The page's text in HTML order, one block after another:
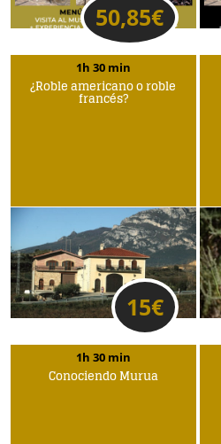
50,85€
1h 30 min
¿Roble americano o roble
francés?
15€
1h 30 min
Conociendo Murua